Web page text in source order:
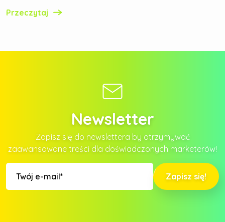
Przeczytaj
Newsletter
Zapisz się do newslettera by otrzymywać
zaawansowane treści dla doświadczonych marketerów!
Zapisz się!